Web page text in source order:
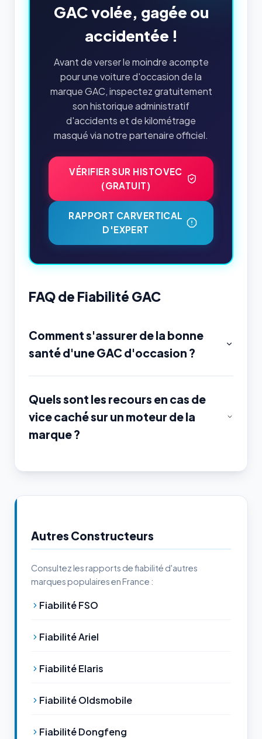
GAC volée, gagée ou
accidentée !
Avant de verser le moindre acompte
pour une voiture d'occasion de la
marque GAC, inspectez gratuitement
son historique administratif
d'accidents et de kilométrage
masqué via notre partenaire officiel.
VÉRIFIER SUR HISTOVEC
(GRATUIT)
RAPPORT CARVERTICAL
D'EXPERT
FAQ de Fiabilité GAC
Comment s'assurer de la bonne
santé d'une GAC d'occasion ?
Quels sont les recours en cas de
vice caché sur un moteur de la
marque ?
Autres Constructeurs
Consultez les rapports de fiabilité d'autres
marques populaires en France :
Fiabilité FSO
Fiabilité Ariel
Fiabilité Elaris
Fiabilité Oldsmobile
Fiabilité Dongfeng